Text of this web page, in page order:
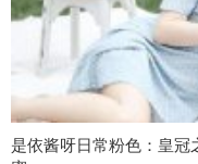
是依酱呀日常粉色：皇